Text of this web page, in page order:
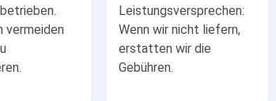
vermeiden
Leistungsversprechen:
Wenn wir nicht liefern,
erstatten wir die
Gebühren.